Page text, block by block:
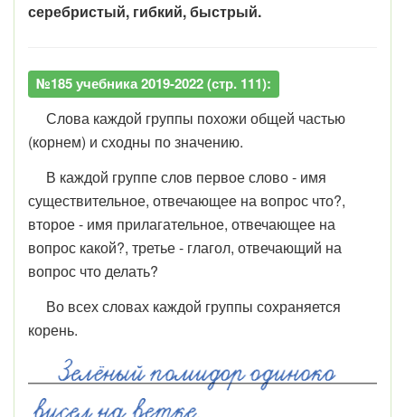
серебристый, гибкий, быстрый.
№185 учебника 2019-2022 (стр. 111):
Слова каждой группы похожи общей частью
(корнем) и сходны по значению.
В каждой группе слов первое слово - имя
существительное, отвечающее на вопрос что?,
второе - имя прилагательное, отвечающее на
вопрос какой?, третье - глагол, отвечающий на
вопрос что делать?
Во всех словах каждой группы сохраняется
корень.